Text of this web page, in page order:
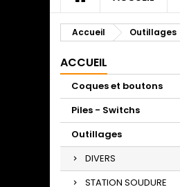
Accueil Outillages
ACCUEIL
Coques et boutons
Piles - Switchs
Outillages
DIVERS
STATION SOUDURE